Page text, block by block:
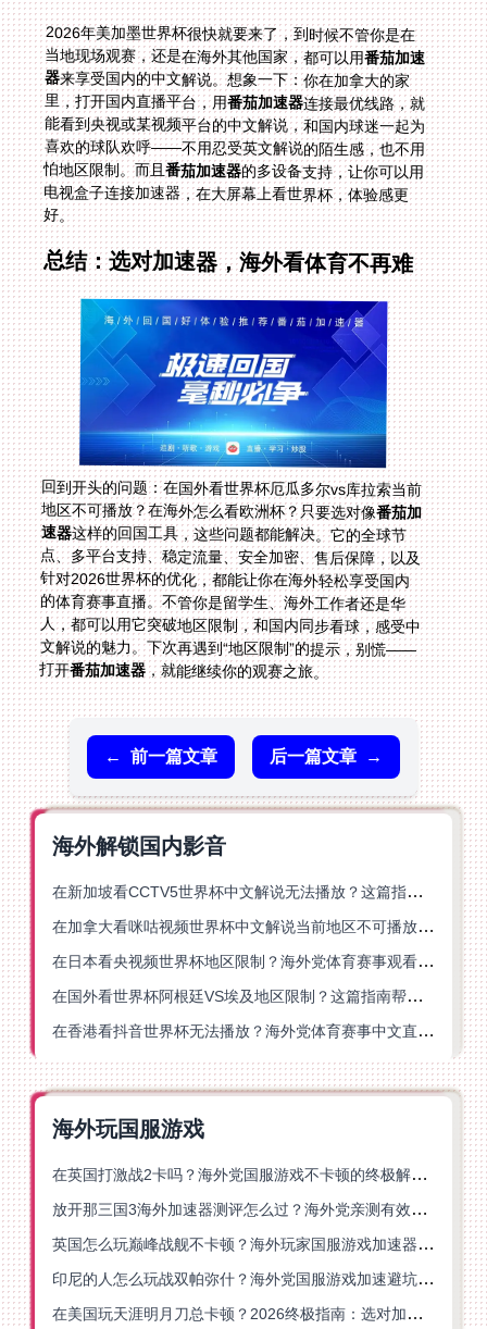
2026年美加墨世界杯很快就要来了，到时候不管你是在
当地现场观赛，还是在海外其他国家，都可以用番茄加速
器来享受国内的中文解说。想象一下：你在加拿大的家
里，打开国内直播平台，用番茄加速器连接最优线路，就
能看到央视或某视频平台的中文解说，和国内球迷一起为
喜欢的球队欢呼——不用忍受英文解说的陌生感，也不用
怕地区限制。而且番茄加速器的多设备支持，让你可以用
电视盒子连接加速器，在大屏幕上看世界杯，体验感更
好。
总结：选对加速器，海外看体育不再难
回到开头的问题：在国外看世界杯厄瓜多尔vs库拉索当前
地区不可播放？在海外怎么看欧洲杯？只要选对像番茄加
速器这样的回国工具，这些问题都能解决。它的全球节
点、多平台支持、稳定流量、安全加密、售后保障，以及
针对2026世界杯的优化，都能让你在海外轻松享受国内
的体育赛事直播。不管你是留学生、海外工作者还是华
人，都可以用它突破地区限制，和国内同步看球，感受中
文解说的魅力。下次再遇到“地区限制”的提示，别慌——
打开番茄加速器，就能继续你的观赛之旅。
← 前一篇文章 后一篇文章 →
海外解锁国内影音
在新加坡看CCTV5世界杯中文解说无法播放？这篇指南帮你解锁海外体育直播自由
在加拿大看咪咕视频世界杯中文解说当前地区不可播放？这篇指南帮你一键解决
在日本看央视频世界杯地区限制？海外党体育赛事观看终极指南
在国外看世界杯阿根廷VS埃及地区限制？这篇指南帮你搞定中文直播+解说
在香港看抖音世界杯无法播放？海外党体育赛事中文直播终极指南
海外玩国服游戏
在英国打激战2卡吗？海外党国服游戏不卡顿的终极解决方案
放开那三国3海外加速器测评怎么过？海外党亲测有效的国服游戏加速指南
英国怎么玩巅峰战舰不卡顿？海外玩家国服游戏加速器终极指南
印尼的人怎么玩战双帕弥什？海外党国服游戏加速避坑指南
在美国玩天涯明月刀总卡顿？2026终极指南：选对加速器让你丝滑连招